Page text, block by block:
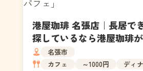
港屋珈琲 名張店｜長居で
探しているなら港屋珈琲
件
名張市
カフェ
～1000円 ディ